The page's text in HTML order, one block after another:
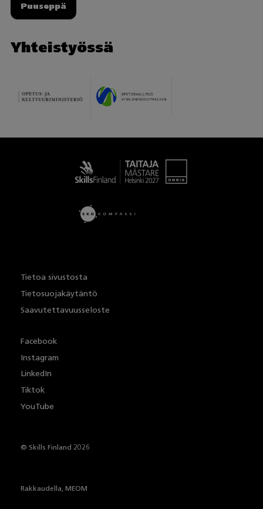
Puuseppä
Yhteistyössä
Tietoa sivustosta
Tietosuojakäytäntö
Saavutettavuusseloste
Facebook
Instagram
LinkedIn
Tiktok
YouTube
© Skills Finland 2026
Rakkaudella, MEOM